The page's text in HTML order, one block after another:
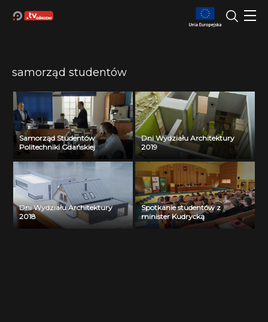
samorząd studentów
Samorząd Studentów
Politechniki Gdańskiej
Dni Wydziału Architektury
2019
Dni Wydziału Architektury
2018
Spotkanie studentów z
minister Kudrycką